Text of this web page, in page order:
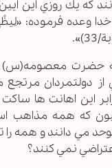
آيه8». بدانند كه يك روزي
وعده فرموده:
حضرت معصومه(س)
دولتمردان مرتجع
اين اهانت ها
كه همه مذاهب
مي دانند و همه را
نمي كنند؟